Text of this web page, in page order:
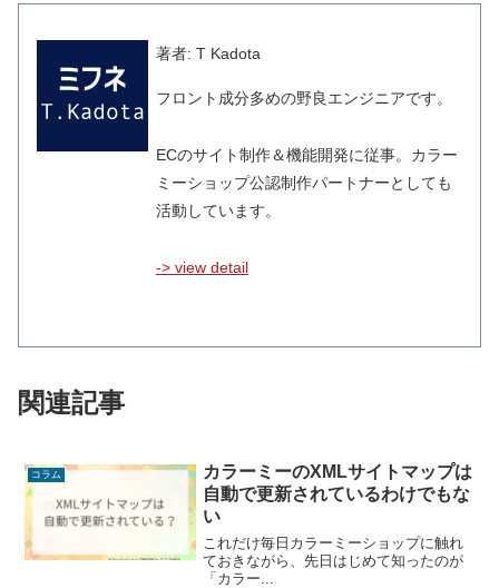
著者: T Kadota
フロント成分多めの野良エンジニアです。
ECのサイト制作＆機能開発に従事。カラー
ミーショップ公認制作パートナーとしても
活動しています。
-> view detail
関連記事
コラム
カラーミーのXMLサイトマップは
自動で更新されているわけでもな
い
これだけ毎日カラーミーショップに触れ
ておきながら、先日はじめて知ったのが
「カラー...